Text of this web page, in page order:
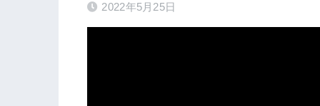
2022年5月25日